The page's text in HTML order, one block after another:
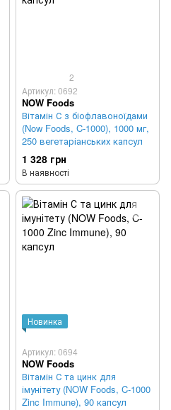
2
Артикул: 0692
NOW Foods
Вітамін С з біофлавоноїдами
(Now Foods, C-1000), 1000 мг,
250 вегетаріанських капсул
1 328 грн
В наявності
Новинка
Артикул: 0694
NOW Foods
Вітамін С та цинк для
імунітету (NOW Foods, C-1000
Zinc Immune), 90 капсул